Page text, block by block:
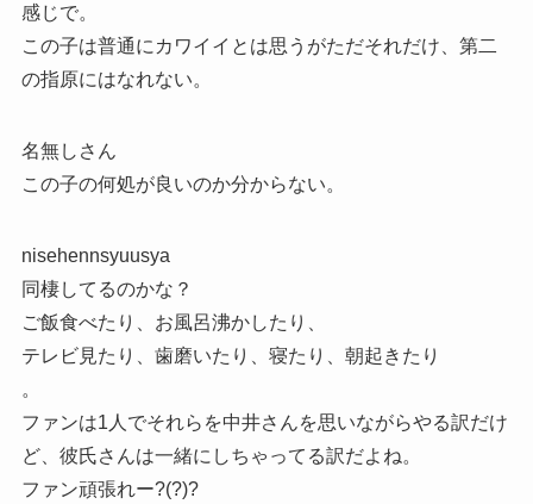
感じで。
この子は普通にカワイイとは思うがただそれだけ、第二
の指原にはなれない。
名無しさん
この子の何処が良いのか分からない。
nisehennsyuusya
同棲してるのかな？
ご飯食べたり、お風呂沸かしたり、
テレビ見たり、歯磨いたり、寝たり、朝起きたり
。
ファンは1人でそれらを中井さんを思いながらやる訳だけ
ど、彼氏さんは一緒にしちゃってる訳だよね。
ファン頑張れー?(?)?